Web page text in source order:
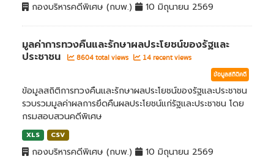
กองบริหารคดีพิเศษ (กบพ.) 10 มิถุนายน 2569
มูลค่าการทวงคืนและรักษาผลประโยชน์ของรัฐและ
ประชาชน
8604 total views 14 recent views
ข้อมูลสถิติคดี
ข้อมูลสถิติการทวงคืนและรักษาผลประโยชน์ของรัฐและประชาชน
รวบรวมมูลค่าผลการยึดคืนผลประโยชน์แก่รัฐและประชาชน โดย
กรมสอบสวนคดีพิเศษ
XLS CSV
กองบริหารคดีพิเศษ (กบพ.) 10 มิถุนายน 2569